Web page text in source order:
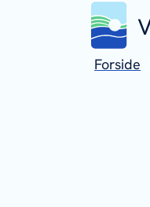
Forside